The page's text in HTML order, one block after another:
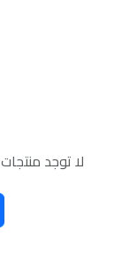
لا توجد